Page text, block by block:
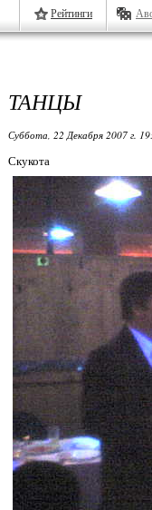
Рейтинги
ТАНЦЫ
Суббота, 22 Декабря 2007 г.
Скукота